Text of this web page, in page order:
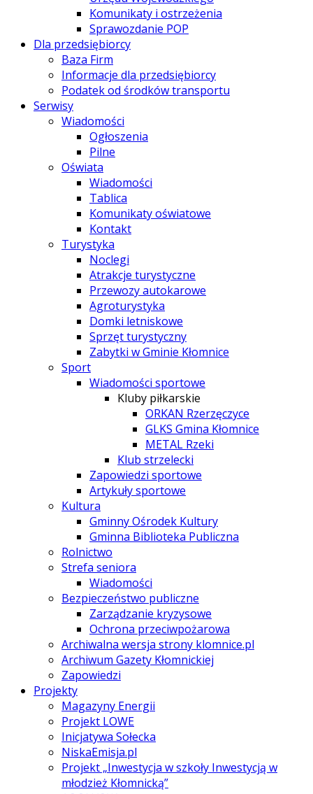
Komunikaty i ostrzeżenia
Sprawozdanie POP
Dla przedsiębiorcy
Baza Firm
Informacje dla przedsiębiorcy
Podatek od środków transportu
Serwisy
Wiadomości
Ogłoszenia
Pilne
Oświata
Wiadomości
Tablica
Komunikaty oświatowe
Kontakt
Turystyka
Noclegi
Atrakcje turystyczne
Przewozy autokarowe
Agroturystyka
Domki letniskowe
Sprzęt turystyczny
Zabytki w Gminie Kłomnice
Sport
Wiadomości sportowe
Kluby piłkarskie
ORKAN Rzerzęczyce
GLKS Gmina Kłomnice
METAL Rzeki
Klub strzelecki
Zapowiedzi sportowe
Artykuły sportowe
Kultura
Gminny Ośrodek Kultury
Gminna Biblioteka Publiczna
Rolnictwo
Strefa seniora
Wiadomości
Bezpieczeństwo publiczne
Zarządzanie kryzysowe
Ochrona przeciwpożarowa
Archiwalna wersja strony klomnice.pl
Archiwum Gazety Kłomnickiej
Zapowiedzi
Projekty
Magazyny Energii
Projekt LOWE
Inicjatywa Sołecka
NiskaEmisja.pl
Projekt „Inwestycja w szkoły Inwestycją w
młodzież Kłomnicką”